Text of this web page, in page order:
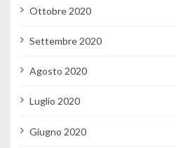
Ottobre 2020
Settembre 2020
Agosto 2020
Luglio 2020
Giugno 2020